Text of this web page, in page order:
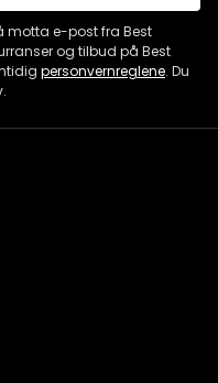
motta e-post fra Best
og tilbud på Best
personvernreglene. Du